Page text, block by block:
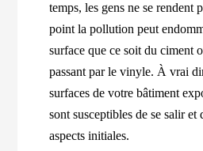
temps, les gens ne se rendent
point la pollution peut
surface que ce soit du ciment
passant par le vinyle. À vrai
surfaces de votre bâtiment
sont susceptibles de se salir et
aspects initiales.